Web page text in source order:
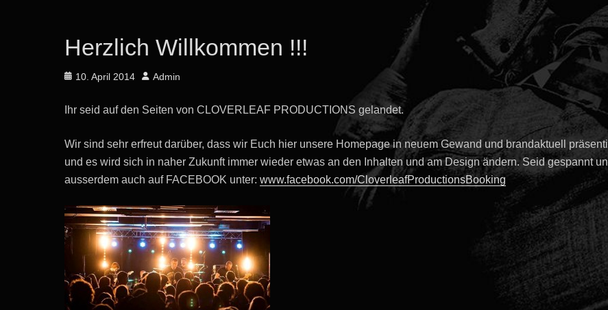
Herzlich Willkommen !!!
Posted
10. April 2014 Author
Admin
Ihr seid auf den Seiten von CLOVERLEAF PRODUCTIONS gelandet.
Wir sind sehr erfreut darüber, dass wir Euch hier unsere Homepage in neuem Gewand und brandaktuell
und es wird sich in naher Zukunft immer wieder etwas an den Inhalten und am Design ändern. Seid gespannt
ausserdem auch auf FACEBOOK unter:www.facebook.com/CloverleafProductionsBooking